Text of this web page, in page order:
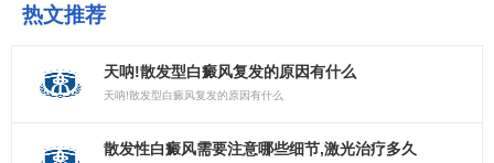
热文推荐
天呐!散发型白癜风复发的原因有什么
天呐!散发型白癜风复发的原因有什么
散发性白癜风需要注意哪些细节,激光治疗多久